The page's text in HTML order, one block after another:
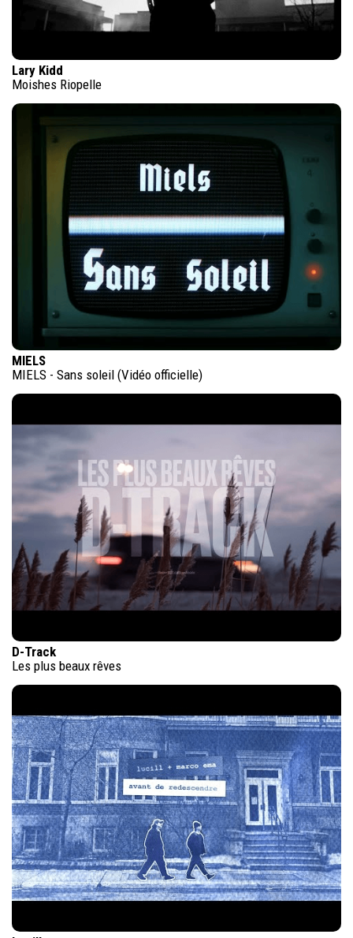
Lary Kidd
Moishes Riopelle
MIELS
MIELS - Sans soleil (Vidéo officielle)
D-Track
Les plus beaux rêves